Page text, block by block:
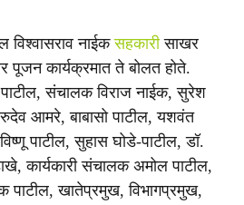
विश्वासराव नाईकसहकारीसाखर
पूजन कार्यक्रमात ते बोलत होते.
पाटील, संचालक विराज नाईक, सुरेश
आमरे, बाबासो पाटील, यशवंत
पाटील, सुहास घोडे-पाटील, डॉ.
कार्यकारी संचालक अमोल पाटील,
पाटील, खातेप्रमुख, विभागप्रमुख,